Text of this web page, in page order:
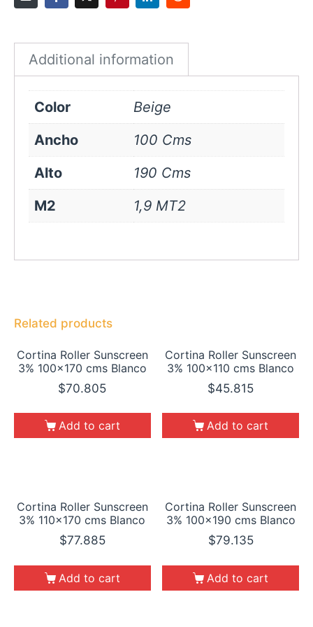
Additional information
Color
Beige
Ancho
100 Cms
Alto
190 Cms
M2
1,9 MT2
Related products
Cortina Roller Sunscreen
3% 100×170 cms Blanco
$70.805
Add to cart
Cortina Roller Sunscreen
3% 100×110 cms Blanco
$45.815
Add to cart
Cortina Roller Sunscreen
3% 110×170 cms Blanco
$77.885
Add to cart
Cortina Roller Sunscreen
3% 100×190 cms Blanco
$79.135
Add to cart